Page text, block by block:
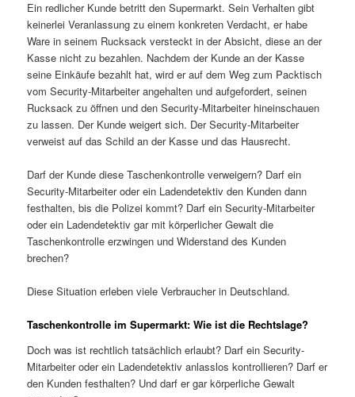
Ein redlicher Kunde betritt den Supermarkt. Sein Verhalten gibt
keinerlei Veranlassung zu einem konkreten Verdacht, er habe
Ware in seinem Rucksack versteckt in der Absicht, diese an der
Kasse nicht zu bezahlen. Nachdem der Kunde an der Kasse
seine Einkäufe bezahlt hat, wird er auf dem Weg zum Packtisch
vom Security-Mitarbeiter angehalten und aufgefordert, seinen
Rucksack zu öffnen und den Security-Mitarbeiter hineinschauen
zu lassen. Der Kunde weigert sich. Der Security-Mitarbeiter
verweist auf das Schild an der Kasse und das Hausrecht.
Darf der Kunde diese Taschenkontrolle verweigern? Darf ein
Security-Mitarbeiter oder ein Ladendetektiv den Kunden dann
festhalten, bis die Polizei kommt? Darf ein Security-Mitarbeiter
oder ein Ladendetektiv gar mit körperlicher Gewalt die
Taschenkontrolle erzwingen und Widerstand des Kunden
brechen?
Diese Situation erleben viele Verbraucher in Deutschland.
Taschenkontrolle im Supermarkt: Wie ist die Rechtslage?
Doch was ist rechtlich tatsächlich erlaubt? Darf ein Security-
Mitarbeiter oder ein Ladendetektiv anlasslos kontrollieren? Darf er
den Kunden festhalten? Und darf er gar körperliche Gewalt